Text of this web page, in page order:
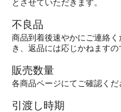
とさせていただきます。
不良品
商品到着後速やかにご連絡
き、返品には応じかねますの
販売数量
各商品ページにてご確認くだ
引渡し時期